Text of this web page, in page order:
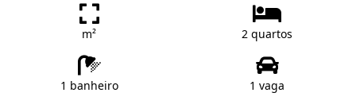
m² 2 quartos
1 banheiro 1 vaga